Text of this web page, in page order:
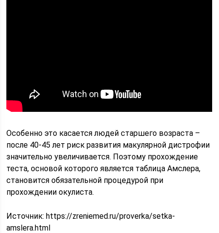
Особенно это касается людей старшего возраста –
после 40-45 лет риск развития макулярной дистрофии
значительно увеличивается. Поэтому прохождение
теста, основой которого является таблица Амслера,
становится обязательной процедурой при
прохождении окулиста.
Источник: https://zreniemed.ru/proverka/setka-
amslera.html